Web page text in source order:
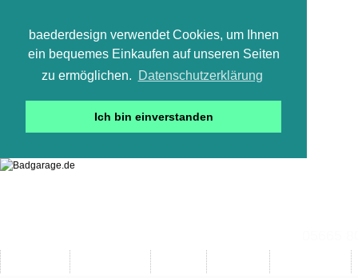
baederdesign verwendet Cookies, um Ihnen
ein bequemes Einkaufen auf unseren Seiten
zu ermöglichen.
Datenschutzerklärung
Ich bin einverstanden